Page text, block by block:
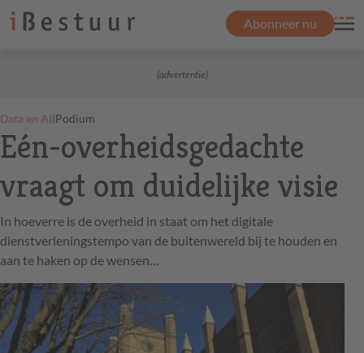
Abonneer nu
(advertentie)
Data en AI|Podium
Eén-overheidsgedachte
vraagt om duidelijke visie
In hoeverre is de overheid in staat om het digitale
dienstverleningstempo van de buitenwereld bij te houden en
aan te haken op de wensen…